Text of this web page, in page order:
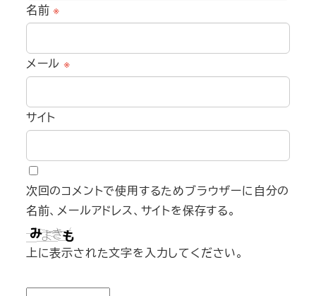
名前※
メール ※
サイト
次回のコメントで使用するためブラウザーに自分の
名前、メールアドレス、サイトを保存する。
上に表示された文字を入力してください。